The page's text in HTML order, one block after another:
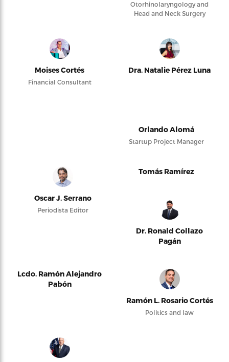
Otorhinolaryngology and
Head and Neck Surgery
Moises Cortés
Financial Consultant
Dra. Natalie Pérez Luna
Orlando Alomá
Startup Project Manager
Oscar J. Serrano
Periodista Editor
Tomás Ramírez
Dr. Ronald Collazo
Pagán
Lcdo. Ramón Alejandro
Pabón
Ramón L. Rosario Cortés
Politics and law